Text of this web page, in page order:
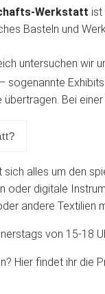
Werkstatt ist
Basteln und
untersuchen wir
sogenannte
Bei
sich alles um den
oder digitale
andere
von 15-18
Hier findet ihr die